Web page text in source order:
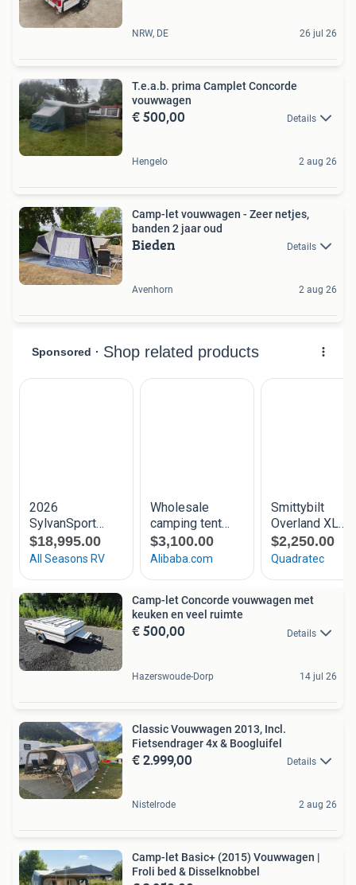
NRW, DE 26 jul 26
T.e.a.b. prima Camplet Concorde
vouwwagen
€ 500,00 Details
Hengelo 2 aug 26
Camp-let vouwwagen - Zeer netjes,
banden 2 jaar oud
Bieden Details
Avenhorn 2 aug 26
Camp-let Concorde vouwwagen met
keuken en veel ruimte
€ 500,00 Details
Hazerswoude-Dorp 14 jul 26
Classic Vouwwagen 2013, Incl.
Fietsendrager 4x & Boogluifel
€ 2.999,00 Details
Nistelrode 2 aug 26
Camp-let Basic+ (2015) Vouwwagen |
Froli bed & Disselknobbel